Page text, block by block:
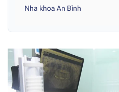
Nha khoa An Bình